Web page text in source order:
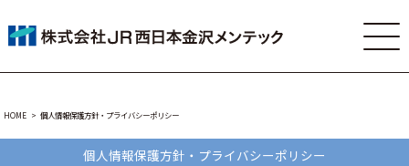
HOME 個人情報保護方針・プライバシーポリシー
個人情報保護方針・プライバシーポリシー